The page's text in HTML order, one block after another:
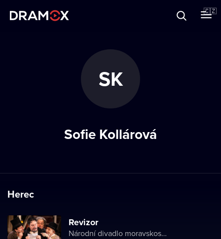
🇨🇿
SK
Sofie Kollárová
Herec
Revizor
Národní divadlo moravskoslezské